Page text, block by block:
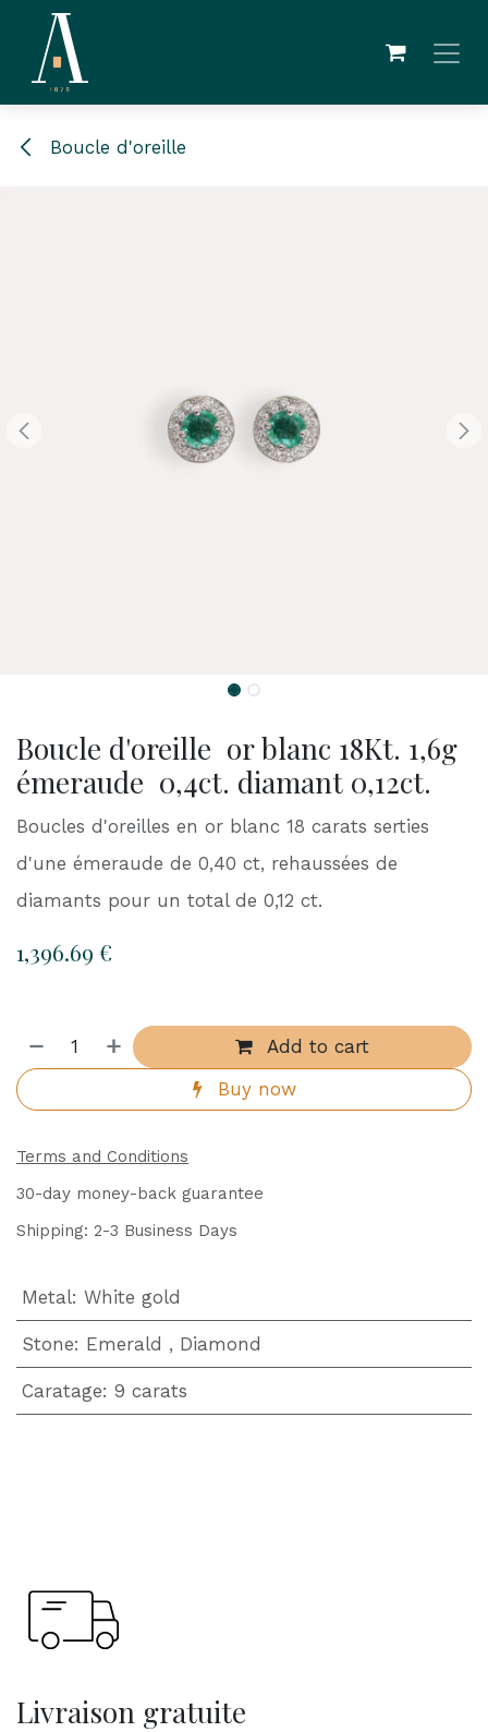
Skip to Content
Boucle d'oreille
Boucle d'oreille or blanc 18Kt. 1,6g
émeraude 0,4ct. diamant 0,12ct.
Boucles d'oreilles en or blanc 18 carats serties
d'une émeraude de 0,40 ct, rehaussées de
diamants pour un total de 0,12 ct.
1,396.69 €
Add to cart
Buy now
Terms and Conditions
30-day money-back guarantee
Shipping: 2-3 Business Days
Metal: White gold
Stone: Emerald , Diamond
Caratage: 9 carats
Livraison gratuite